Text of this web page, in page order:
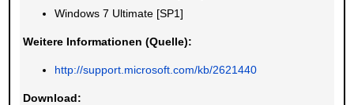
Windows 7 Ultimate [SP1]
Weitere Informationen (Quelle):
http://support.microsoft.com/kb/2621440
Download: